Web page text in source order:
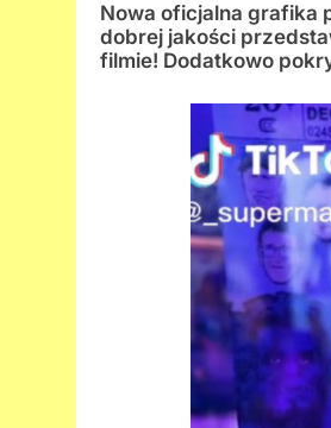
Nowa oficjalna grafika
dobrej jakości
filmie! Dodatkowo